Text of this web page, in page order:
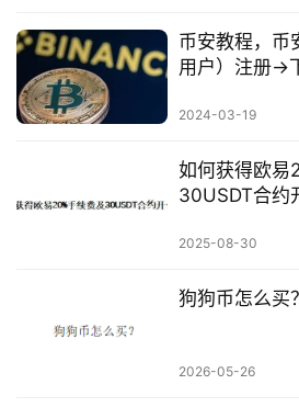
币安教程，币
用户）注册→
2024-03-19
如何获得欧易
30USDT合约
2025-08-30
狗狗币怎么买？
2026-05-26